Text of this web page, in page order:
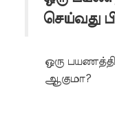
செய்வது
ஒரு
ஆகுமா?